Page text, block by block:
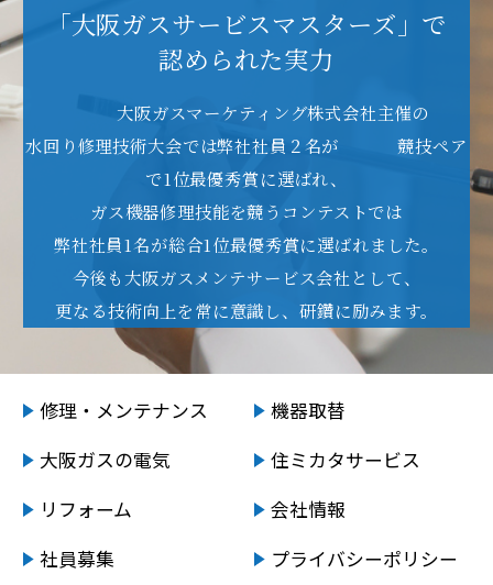
「大阪ガスサービスマスターズ」で
認められた実力
大阪ガスマーケティング株式会社主催の
水回り修理技術大会では弊社社員２名が 競技ペア
で1位最優秀賞に選ばれ、
ガス機器修理技能を競う コンテストでは
弊社社員1名が総合1位最優秀賞に選ばれました。
今後も大阪ガスメンテサービス会社として、
更なる技術向上を常に意識し、研鑽に励みます。
修理・メンテナンス
機器取替
大阪ガスの電気
住ミカタサービス
リフォーム
会社情報
社員募集
プライバシーポリシー